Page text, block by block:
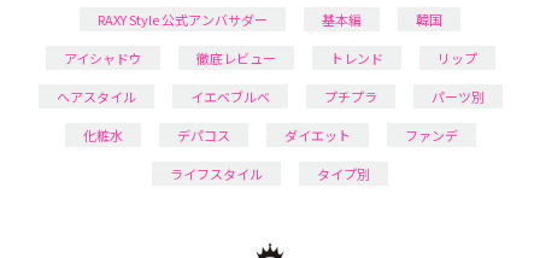
RAXY Style 公式アンバサダー
基本編
韓国
アイシャドウ
徹底レビュー トレンド
リップ
ヘアスタイル
イエベブルベ プチプラ
パーツ別
化粧水
デパコス ダイエット
ファンデ
ライフスタイル
タイプ別